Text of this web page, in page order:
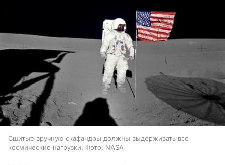
Сшитые вручную скафандры должны выдерживать все
космические нагрузки. Фото: NASA